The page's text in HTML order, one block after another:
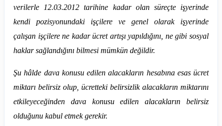
verilerle 12.03.2012 tarihine kadar olan süreçte işyerinde
kendi pozisyonundaki işçilere ve genel olarak işyerinde
çalışan işçilere ne kadar ücret artışı yapıldığını, ne gibi sosyal
haklar sağlandığını bilmesi mümkün değildir.
Şu hâlde dava konusu edilen alacakların hesabına esas ücret
miktarı belirsiz olup, ücretteki belirsizlik alacakların miktarını
etkileyeceğinden dava konusu edilen alacakların belirsiz
olduğunu kabul etmek gerekir.